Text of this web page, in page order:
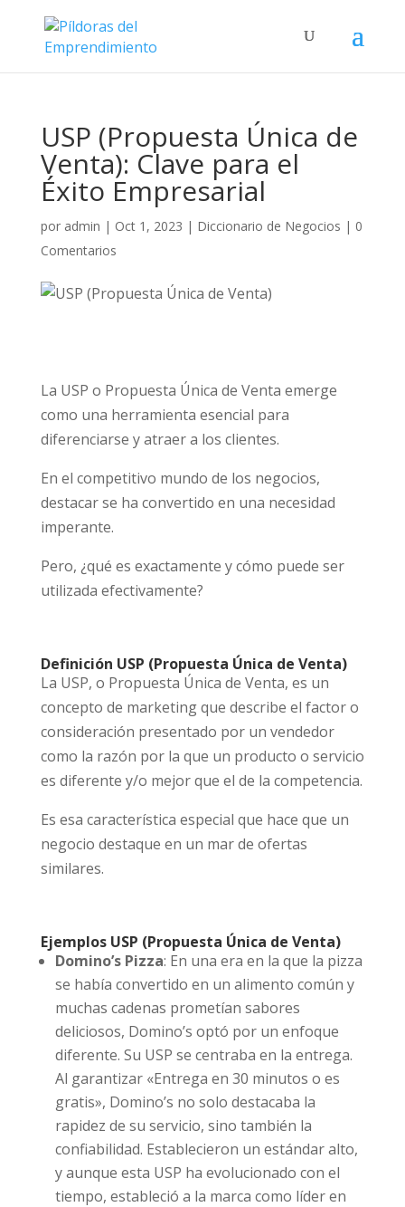
USP (Propuesta Única de
Venta): Clave para el
Éxito Empresarial
por admin | Oct 1, 2023 | Diccionario de Negocios | 0
Comentarios
La USP o Propuesta Única de Venta emerge
como una herramienta esencial para
diferenciarse y atraer a los clientes.
En el competitivo mundo de los negocios,
destacar se ha convertido en una necesidad
imperante.
Pero, ¿qué es exactamente y cómo puede ser
utilizada efectivamente?
Definición USP (Propuesta Única de Venta)
La USP, o Propuesta Única de Venta, es un
concepto de marketing que describe el factor o
consideración presentado por un vendedor
como la razón por la que un producto o servicio
es diferente y/o mejor que el de la competencia.
Es esa característica especial que hace que un
negocio destaque en un mar de ofertas
similares.
Ejemplos USP (Propuesta Única de Venta)
Domino’s Pizza: En una era en la que la pizza
se había convertido en un alimento común y
muchas cadenas prometían sabores
deliciosos, Domino’s optó por un enfoque
diferente. Su USP se centraba en la entrega.
Al garantizar «Entrega en 30 minutos o es
gratis», Domino’s no solo destacaba la
rapidez de su servicio, sino también la
confiabilidad. Establecieron un estándar alto,
y aunque esta USP ha evolucionado con el
tiempo, estableció a la marca como líder en